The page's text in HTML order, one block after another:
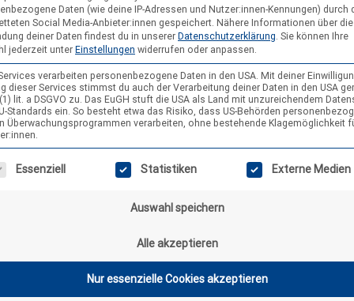
der noch aus Gruppenkindzeiten stammt. Seit dem 01.03.2022
Wochenstunden Teil des hauptberuflichen Teams und freue mich Max
seiner Elternzeit zu vertreten. Seit bald 20 Jahren bin ich in meiner
im Stamm Janusz…
Bildungsreferent im Büro Südstadt
Daten (wie deine IP-Adressen und Nutzer:innen-Kennungen) durch
Social Media-Anbieter:innen gespeichert. Nähere Informationen über die
deiner Daten findest du in unserer Datenschutzerklärung Sie können Ihre
jederzeit unter Einstellungen widerrufen oder anpassen.
verarbeiten personenbezogene Daten in den USA. Mit deiner
dieser Services stimmst du auch der Verarbeitung deiner Daten in den USA
lit. a DSGVO zu. Das EuGH stuft die USA als Land mit unzureichendem
Standards ein. So besteht etwa das Risiko, dass US-Behörden
Überwachungsprogrammen verarbeiten, ohne bestehende Klagemöglichkeit
eine Liste der Service-Gruppen, für die eine Einwilligung erteilt
Essenziell Statistiken Externe Medien
Auswahl speichern
Alle akzeptieren
Nur essenzielle Cookies akzeptieren